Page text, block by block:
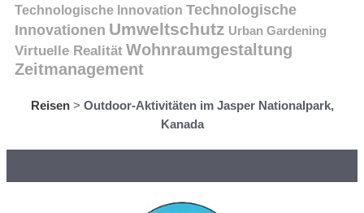
Technologische Innovation Technologische
Innovationen Umweltschutz Urban Gardening
Virtuelle Realität Wohnraumgestaltung
Zeitmanagement
Reisen> Outdoor-Aktivitäten im Jasper Nationalpark,
Kanada